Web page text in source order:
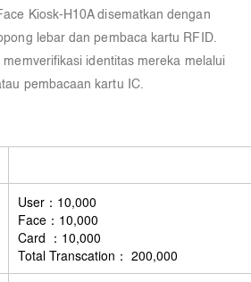
Kiosk-H10A disematkan dengan
lebar dan pembaca kartu RFID.
identitas mereka melalui
pembacaan kartu IC.
User：10,000
Face：10,000
Card ：10,000
Total Transcation： 200,000